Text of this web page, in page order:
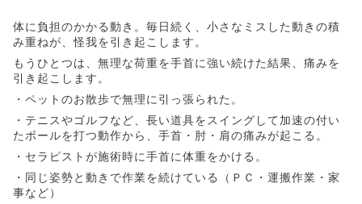
体に負担のかかる動き。毎日続く、小さなミスした動きの積
み重ねが、怪我を引き起こします。
もうひとつは、無理な荷重を手首に強い続けた結果、痛みを
引き起こします。
・ペットのお散歩で無理に引っ張られた。
・テニスやゴルフなど、長い道具をスイングして加速の付い
たボールを打つ動作から、手首・肘・肩の痛みが起こる。
・セラピストが施術時に手首に体重をかける。
・同じ姿勢と動きで作業を続けている（ＰＣ・運搬作業・家
事など）